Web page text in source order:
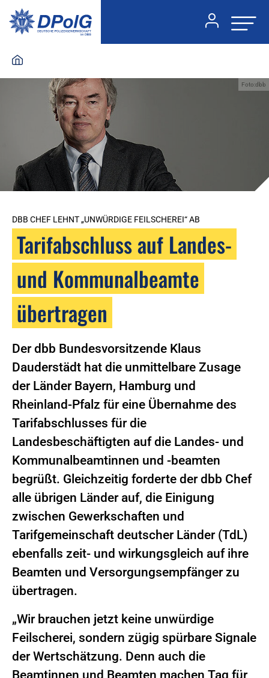
Foto:dbb
DBB CHEF LEHNT „UNWÜRDIGE FEILSCHEREI“ AB
Tarifabschluss auf Landes-
und Kommunalbeamte
übertragen
Der dbb Bundesvorsitzende Klaus
Dauderstädt hat die unmittelbare Zusage
der Länder Bayern, Hamburg und
Rheinland-Pfalz für eine Übernahme des
Tarifabschlusses für die
Landesbeschäftigten auf die Landes- und
Kommunalbeamtinnen und -beamten
begrüßt. Gleichzeitig forderte der dbb Chef
alle übrigen Länder auf, die Einigung
zwischen Gewerkschaften und
Tarifgemeinschaft deutscher Länder (TdL)
ebenfalls zeit- und wirkungsgleich auf ihre
Beamten und Versorgungsempfänger zu
übertragen.
„Wir brauchen jetzt keine unwürdige
Feilscherei, sondern zügig spürbare Signale
der Wertschätzung. Denn auch die
Beamtinnen und Beamten machen Tag für